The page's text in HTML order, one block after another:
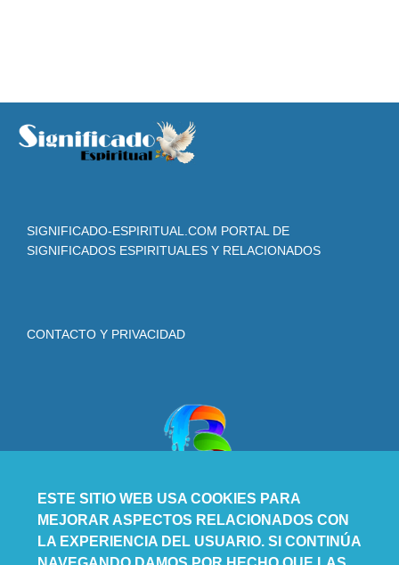
SIGNIFICADO-ESPIRITUAL.COM PORTAL DE
SIGNIFICADOS ESPIRITUALES Y RELACIONADOS
CONTACTO Y PRIVACIDAD
ESTE SITIO WEB USA COOKIES PARA
MEJORAR ASPECTOS RELACIONADOS CON
LA EXPERIENCIA DEL USUARIO. SI CONTINÚA